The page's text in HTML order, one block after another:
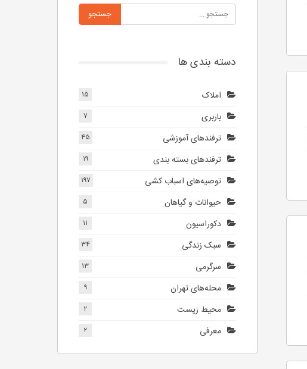
دسته بندی ها
املاک ۱۵
باربری ۷
ترفندهای آموزشی ۴۵
ترفندهای بسته بندی ۱۹
توصیه‌های اسباب کشی ۱۹۷
حیوانات و گیاهان ۵
دکوراسیون ۱۱
سبک زندگی ۳۴
سرگرمی ۱۳
محله‌های تهران ۹
محیط زیست ۲
معرفی ۲